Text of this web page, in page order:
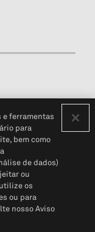
(em inglês)
S&P Global
e ferramentas
para
bem como
de dados)
ou
os
ou para
nosso Aviso